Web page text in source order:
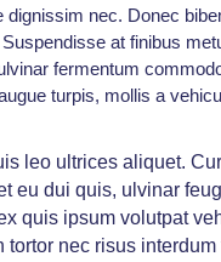
dignissim nec. Donec
at finibus
fermentum
turpis, mollis a
leo ultrices aliquet.
eu dui quis, ulvinar
quis ipsum volutpat
tortor nec risus